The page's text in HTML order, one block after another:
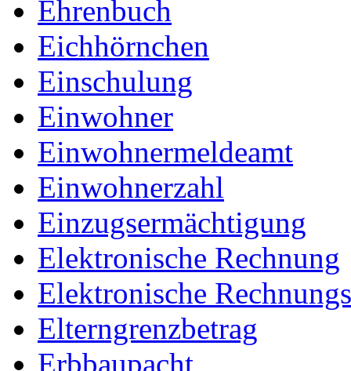
Ehrenbuch
Eichhörnchen
Einschulung
Einwohner
Einwohnermeldeamt
Einwohnerzahl
Einzugsermächtigung
Elektronische Rechnung
Elektronische
Elterngrenzbetrag
Erbbaupacht